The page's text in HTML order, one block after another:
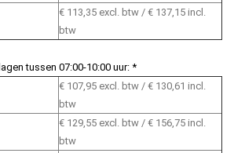
€ 113,35 excl. btw / € 137,15 incl.
btw
tussen 07:00-10:00 uur: *
€ 107,95 excl. btw / € 130,61 incl.
btw
€ 129,55 excl. btw / € 156,75 incl.
btw